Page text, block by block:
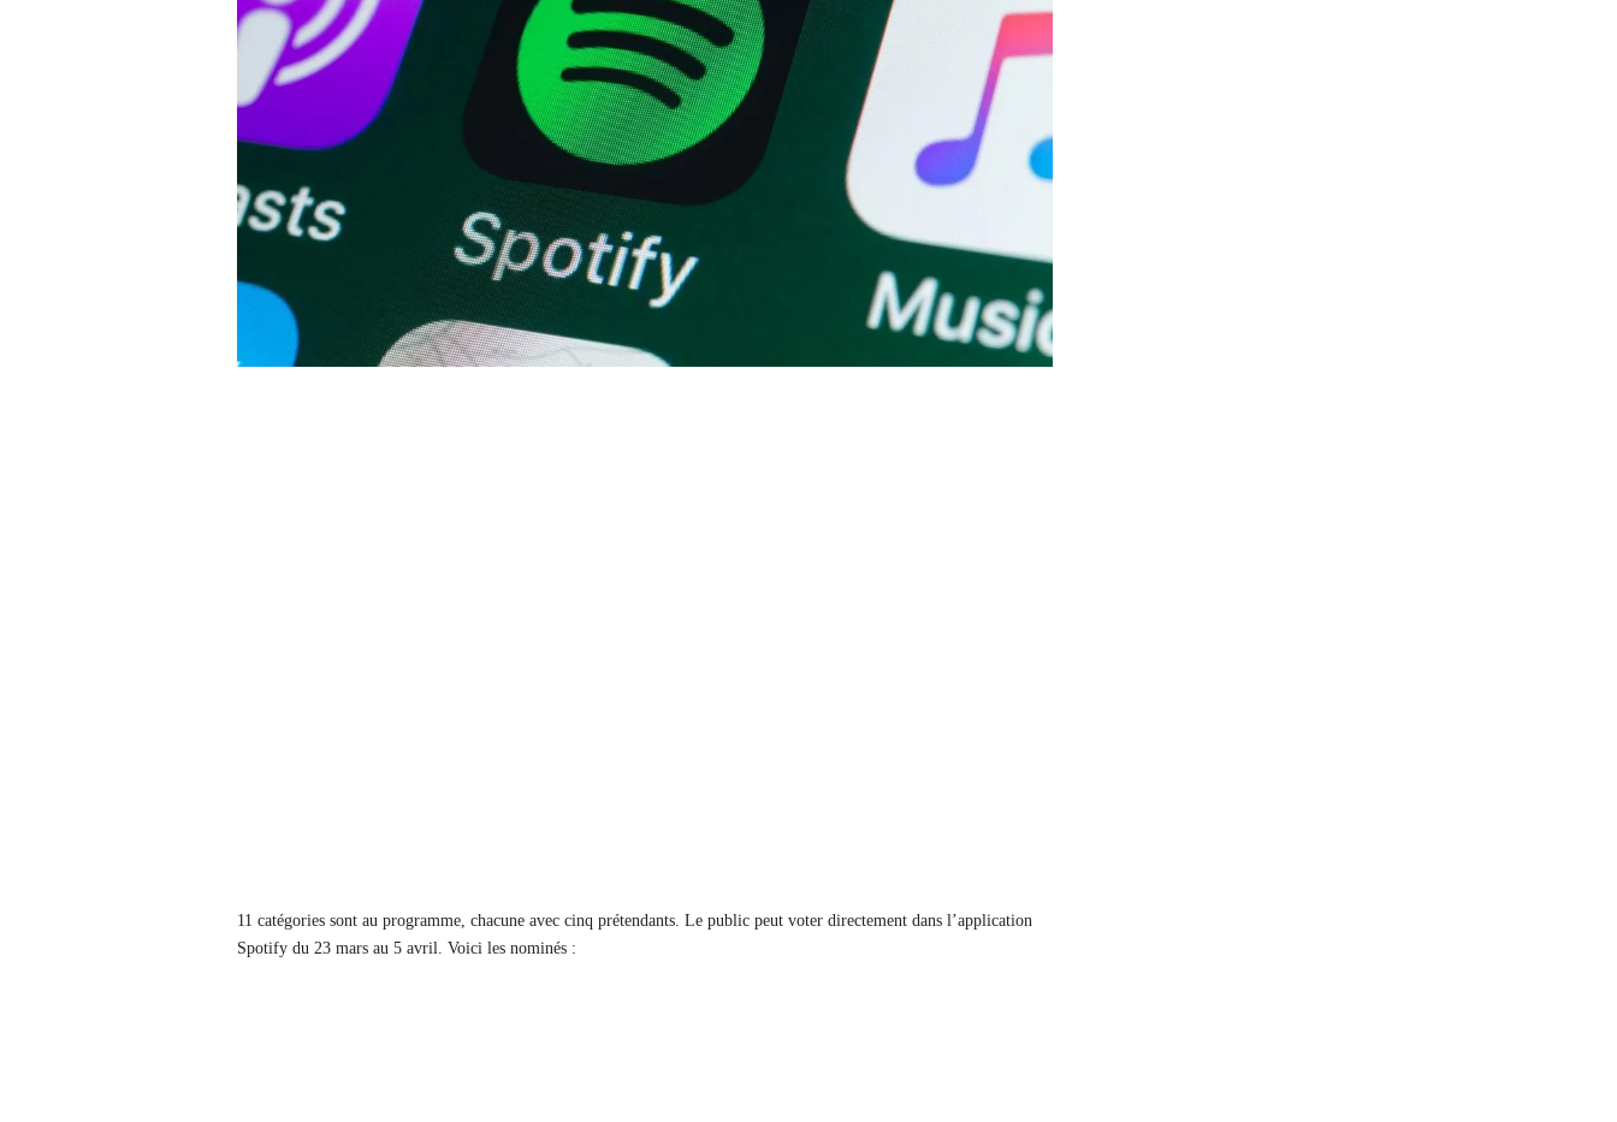
11 catégories sont au programme, chacune avec cinq prétendants. Le public peut voter directement dans l’application
Spotify du 23 mars au 5 avril. Voici les nominés :